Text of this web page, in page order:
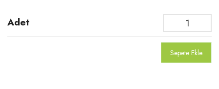
Adet
Sepete Ekle